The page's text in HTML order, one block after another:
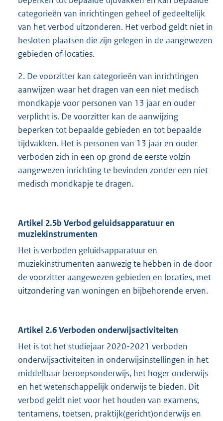
categorieën van inrichtingen geheel of gedeeltelijk
van het verbod uitzonderen. Het verbod geldt niet in
besloten plaatsen die zijn gelegen in de aangewezen
gebieden of locaties.
2. De voorzitter kan categorieën van inrichtingen
aanwijzen waar het dragen van een niet medisch
mondkapje voor personen van 13 jaar en ouder
verplicht is. De voorzitter kan de aanwijzing
beperken tot bepaalde gebieden en tot bepaalde
tijdvakken. Het is personen van 13 jaar en ouder
verboden zich in een op grond de eerste volzin
aangewezen inrichting te bevinden zonder een niet
medisch mondkapje te dragen.
Artikel 2.5b Verbod geluidsapparatuur en
muziekinstrumenten
Het is verboden geluidsapparatuur en
muziekinstrumenten aanwezig te hebben in de door
de voorzitter aangewezen gebieden en locaties, met
uitzondering van woningen en bijbehorende erven.
Artikel 2.6 Verboden onderwijsactiviteiten
Het is tot het studiejaar 2020-2021 verboden
onderwijsactiviteiten in onderwijsinstellingen in het
middelbaar beroepsonderwijs, het hoger onderwijs
en het wetenschappelijk onderwijs te bieden. Dit
verbod geldt niet voor het houden van examens,
tentamens, toetsen, praktijk(gericht)onderwijs en